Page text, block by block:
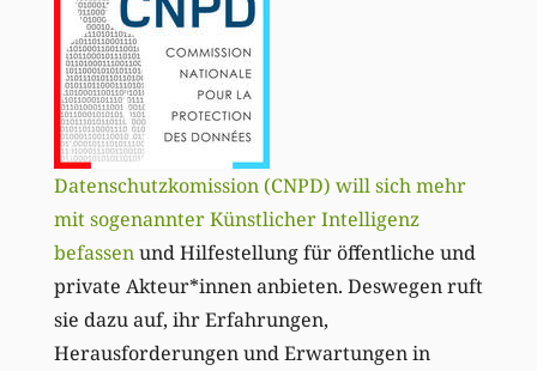
Datenschutzkomission (CNPD) will sich mehr
mit sogenannter Künstlicher Intelligenz
befassenund Hilfestellung für öffentliche und
private Akteur*innen anbieten. Deswegen ruft
sie dazu auf, ihr Erfahrungen,
Herausforderungen und Erwartungen in